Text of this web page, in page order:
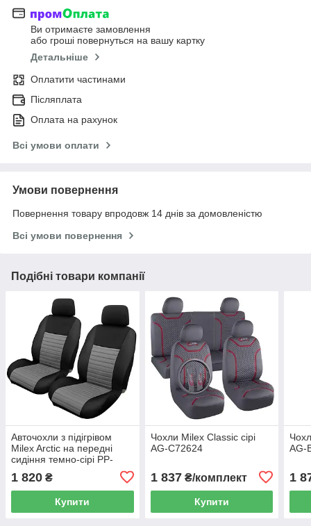
Ви отримаєте замовлення
або гроші повернуться на вашу картку
Детальніше
Оплатити частинами
Післяплата
Оплата на рахунок
Всі умови оплати
Умови повернення
Повернення товару впродовж 14 днів за домовленістю
Всі умови повернення
Подібні товари компанії
Авточохли з підігрівом
Milex Arctic на передні
сидіння темно-сірі PP-
1 820 ₴
Купити
Чохли Milex Classic сірі
AG-C72624
1 837₴/комплект
Купити
AG-
1